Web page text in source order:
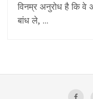
विनम्र अनुरोध है कि
बांध ले, ...